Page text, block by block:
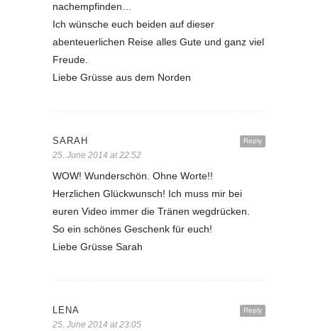
nachempfinden…
Ich wünsche euch beiden auf dieser
abenteuerlichen Reise alles Gute und ganz viel
Freude.
Liebe Grüsse aus dem Norden
Reply
SARAH
25. June 2014 at 22:52
WOW! Wunderschön. Ohne Worte!!
Herzlichen Glückwunsch! Ich muss mir bei
euren Video immer die Tränen wegdrücken.
So ein schönes Geschenk für euch!
Liebe Grüsse Sarah
Reply
LENA
25. June 2014 at 23:05